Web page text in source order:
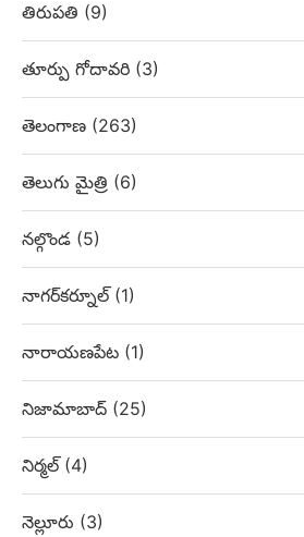
తిరుపతి (9)
తూర్పు గోదావరి (3)
తెలంగాణ (263)
తెలుగు మైత్రి (6)
నల్గొండ (5)
నాగర్‌కర్నూల్ (1)
నారాయణపేట (1)
నిజామాబాద్ (25)
నిర్మల్ (4)
నెల్లూరు (3)